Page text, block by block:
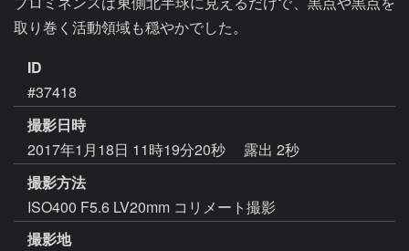
取り巻く活動領域も穏やかでした。
ID
#37418
撮影日時
2017年1月18日 11時19分20秒
露出 2秒
撮影方法
ISO400 F5.6 LV20mm コリメート撮影
撮影地